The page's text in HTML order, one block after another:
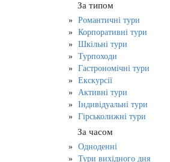
За типом
Романтичні тури
Корпоративні тури
Шкільні тури
Турпоходи
Гастрономічні тури
Екскурсії
Активні тури
Індивідуальні тури
Гірськолижні тури
За часом
Одноденні
Тури вихідного дня